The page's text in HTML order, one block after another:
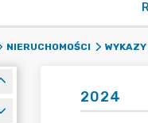
NIERUCHOMOŚCI
2024